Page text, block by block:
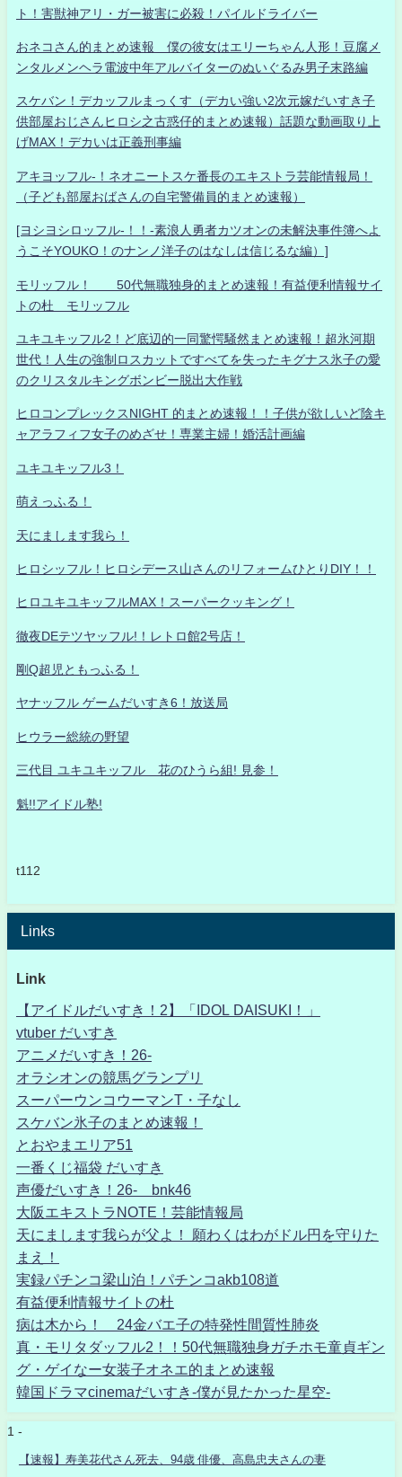
ト！害獣神アリ・ガー被害に必殺！パイルドライバー
おネコさん的まとめ速報 僕の彼女はエリーちゃん人形！豆腐メ
ンタルメンヘラ電波中年アルバイターのぬいぐるみ男子末路編
スケバン！デカッフルまっくす（デカい強い2次元嫁だいすき子
供部屋おじさんヒロシ之古惑仔的まとめ速報）話題な動画取り上
げMAX！デカいは正義刑事編
アキヨッフル-！ネオニートスケ番長のエキストラ芸能情報局！
（子ども部屋おばさんの自宅警備員的まとめ速報）
[ヨシヨシロッフル-！！-素浪人勇者カツオンの未解決事件簿へよ
うこそYOUKO！のナンノ洋子のはなしは信じるな編）]
モリッフル！ 50代無職独身的まとめ速報！有益便利情報サイ
トの杜 モリッフル
ユキユキッフル2！ど底辺的一同驚愕騒然まとめ速報！超氷河期
世代！人生の強制ロスカットですべてを失ったキグナス氷子の愛
のクリスタルキングボンビー脱出大作戦
ヒロコンプレックスNIGHT 的まとめ速報！！子供が欲しいど陰キ
ャアラフィフ女子のめざせ！専業主婦！婚活計画編
ユキユキッフル3！
萌えっふる！
天にまします我ら！
ヒロシッフル！ヒロシデース山さんのリフォームひとりDIY！！
ヒロユキユキッフルMAX！スーパークッキング！
徹夜DEテツヤッフル!！レトロ館2号店！
剛Q超児ともっふる！
ヤナッフル ゲームだいすき6！放送局
ヒウラー総統の野望
三代目 ユキユキッフル 花のひうら組! 見参！
魁!!アイドル塾!
t112
Links
Link
【アイドルだいすき！2】「IDOL DAISUKI！」
vtuber だいすき
アニメだいすき！26-
オラシオンの競馬グランプリ
スーパーウンコウーマンT・子なし
スケバン氷子のまとめ速報！
とおやまエリア51
一番くじ福袋 だいすき
声優だいすき！26- bnk46
大阪エキストラNOTE！芸能情報局
天にまします我らが父よ！ 願わくはわがドル円を守りた
まえ！
実録パチンコ梁山泊！パチンコakb108道
有益便利情報サイトの杜
病は木から！ 24金バエ子の特発性間質性肺炎
真・モリタダッフル2！！50代無職独身ガチホモ童貞ギン
グ・ゲイなー女装子オネエ的まとめ速報
韓国ドラマcinemaだいすき-僕が見たかった星空-
1 -
【速報】寿美花代さん死去、94歳 俳優、高島忠夫さんの妻